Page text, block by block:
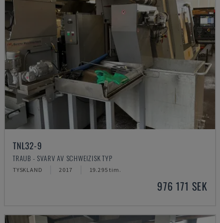
TNL32-9
TRAUB - SVARV AV SCHWEIZISK TYP
TYSKLAND 2017 19.295 tim.
976 171 SEK